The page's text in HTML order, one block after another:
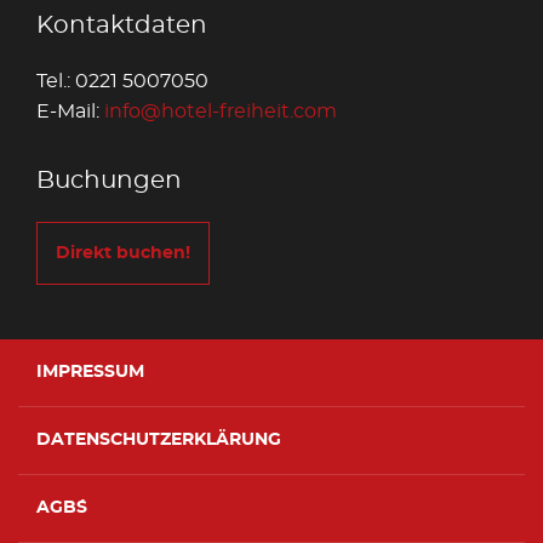
Kontaktdaten
Tel.: 0221 5007050
E-Mail: info@hotel-freiheit.com
Buchungen
Direkt buchen!
IMPRESSUM
DATENSCHUTZERKLÄRUNG
AGB´S